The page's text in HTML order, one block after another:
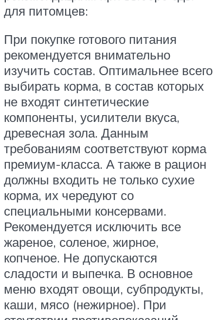
для питомцев:
При покупке готового питания
рекомендуется внимательно
изучить состав. Оптимальнее всего
выбирать корма, в состав которых
не входят синтетические
компоненты, усилители вкуса,
древесная зола. Данным
требованиям соответствуют корма
премиум-класса. А также в рацион
должны входить не только сухие
корма, их чередуют со
специальными консервами.
Рекомендуется исключить все
жареное, соленое, жирное,
копченое. Не допускаются
сладости и выпечка. В основное
меню входят овощи, субпродукты,
каши, мясо (нежирное). При